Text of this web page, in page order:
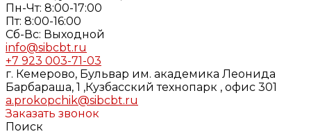
Пн-Чт: 8:00-17:00
Пт: 8:00-16:00
Cб-Вс: Выходной
info@sibcbt.ru
+7 923 003-71-03
г. Кемерово, Бульвар им. академика Леонида
Барбараша, 1 ,Кузбасский технопарк , офис 301
a.prokopchik@sibcbt.ru
Заказать звонок
Поиск